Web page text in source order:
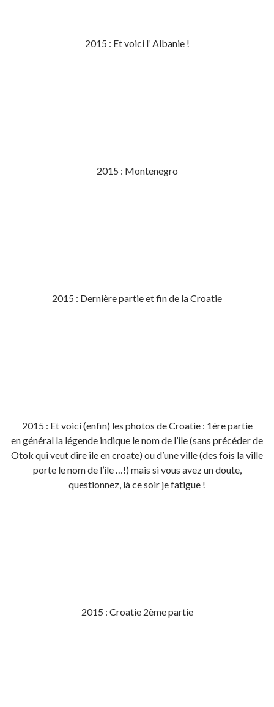
2015 : Et voici l’ Albanie !
2015 : Montenegro
2015 : Dernière partie et fin de la Croatie
2015 : Et voici (enfin) les photos de Croatie : 1ère partie
en général la légende indique le nom de l’ile (sans précéder de
Otok qui veut dire ile en croate) ou d’une ville (des fois la ville
porte le nom de l’ile …!) mais si vous avez un doute,
questionnez, là ce soir je fatigue !
2015 : Croatie 2ème partie